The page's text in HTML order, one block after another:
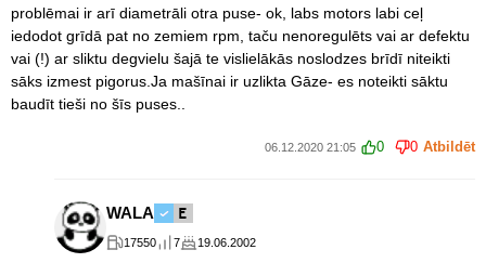
problēmai ir arī diametrāli otra puse- ok, labs motors labi ceļ
iedodot grīdā pat no zemiem rpm, taču nenoregulēts vai ar defektu
vai (!) ar sliktu degvielu šajā te vislielākās noslodzes brīdī niteikti
sāks izmest pigorus.Ja mašīnai ir uzlikta Gāze- es noteikti sāktu
baudīt tieši no šīs puses..
06.12.2020 21:05 0 0 Atbildēt
WALA
17550 7 19.06.2002